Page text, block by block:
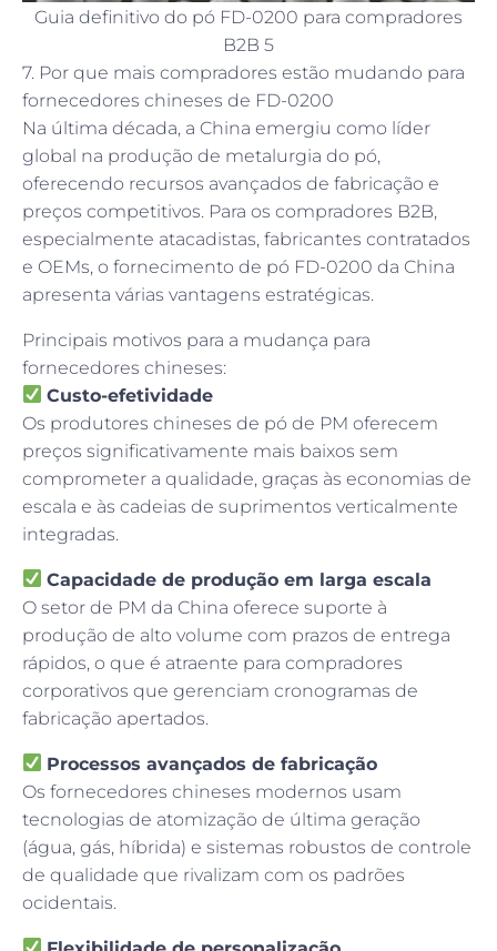
Guia definitivo do pó FD-0200 para compradores
B2B 5
7. Por que mais compradores estão mudando para
fornecedores chineses de FD-0200
Na última década, a China emergiu como líder
global na produção de metalurgia do pó,
oferecendo recursos avançados de fabricação e
preços competitivos. Para os compradores B2B,
especialmente atacadistas, fabricantes contratados
e OEMs, o fornecimento de pó FD-0200 da China
apresenta várias vantagens estratégicas.
Principais motivos para a mudança para
fornecedores chineses:
Custo-efetividade
Os produtores chineses de pó de PM oferecem
preços significativamente mais baixos sem
comprometer a qualidade, graças às economias de
escala e às cadeias de suprimentos verticalmente
integradas.
Capacidade de produção em larga escala
O setor de PM da China oferece suporte à
produção de alto volume com prazos de entrega
rápidos, o que é atraente para compradores
corporativos que gerenciam cronogramas de
fabricação apertados.
Processos avançados de fabricação
Os fornecedores chineses modernos usam
tecnologias de atomização de última geração
(água, gás, híbrida) e sistemas robustos de controle
de qualidade que rivalizam com os padrões
ocidentais.